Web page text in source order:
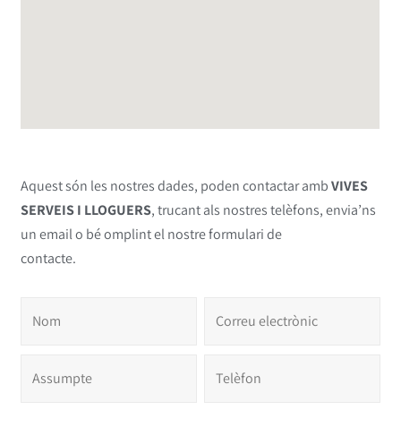
Aquest són les nostres dades, poden contactar ambVIVES
SERVEIS I LLOGUERS, trucant als nostres telèfons, envia’ns
un email o bé omplint el nostre formulari de
contacte.